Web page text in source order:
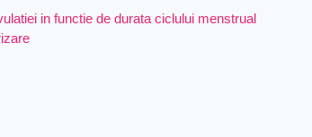
in functie de durata ciclului menstrual